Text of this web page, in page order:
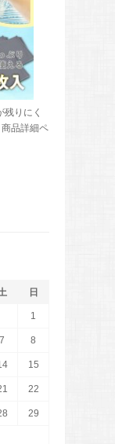
りにく
品詳細ペ
日
1
7 8
15
22
29